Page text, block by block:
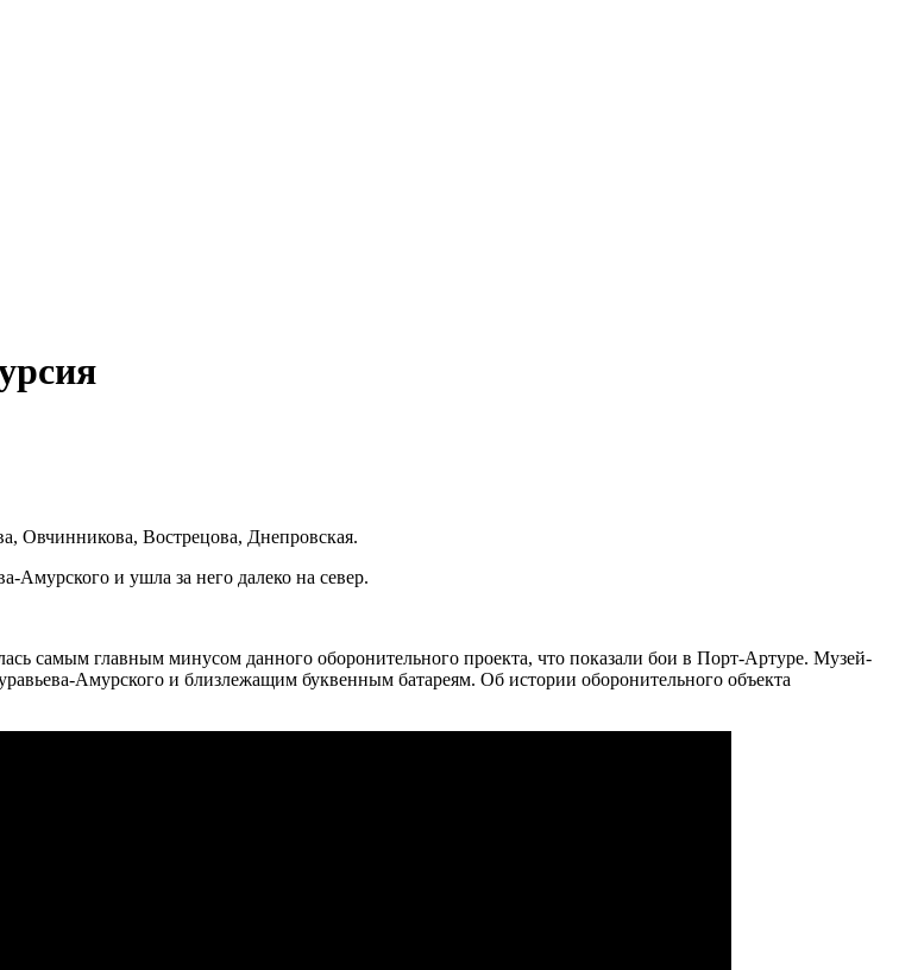
Овчинникова, Вострецова, Днепровская.
Амурского и ушла за него далеко на север.
самым главным минусом данного оборонительного проекта, что показали бои в Порт-Артуре. Музей-
Амурского и близлежащим буквенным батареям. Об истории оборонительного объекта